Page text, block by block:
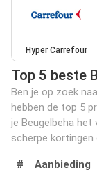
Hyper Carrefour
Top 5 beste
Ben je op zoek
hebben de top 5
je Beugelbeha
scherpe kortingen
# Aanbieding